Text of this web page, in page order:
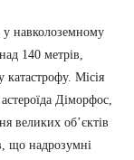
навколоземному
140 метрів,
катастрофу. Місія
Діморфос,
великих об’єктів
що надрозумні